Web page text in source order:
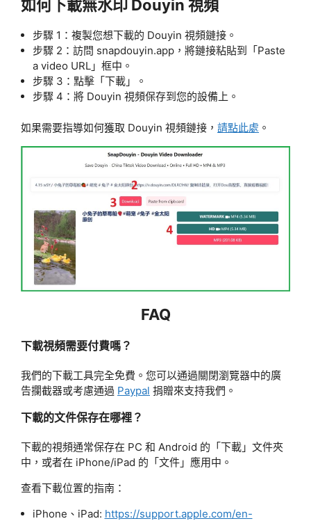
如何下載無水印 Douyin 視頻
步驟 1：複製您想下載的 Douyin 視頻鏈接。
步驟 2：訪問 snapdouyin.app，將鏈接粘貼到「Paste
a video URL」框中。
步驟 3：點擊「下載」。
步驟 4：將 Douyin 視頻保存到您的設備上。
如果需要指導如何獲取 Douyin 視頻鏈接， 請點此處 。
FAQ
下載視頻需要付費嗎？
我們的下載工具完全免費。您可以通過關閉瀏覽器中的廣
告攔截器或考慮通過 Paypal 捐贈來支持我們。
下載的文件保存在哪裡？
下載的視頻通常保存在 PC 和 Android 的「下載」文件夾
中，或者在 iPhone/iPad 的「文件」應用中。
查看下載位置的指南：
iPhone、iPad: https://support.apple.com/en-